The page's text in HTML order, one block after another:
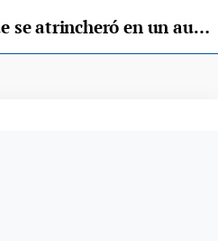
Detenido un menor que se atrincheró en un autobús y causó daños en vehículos en Cangas de Onís